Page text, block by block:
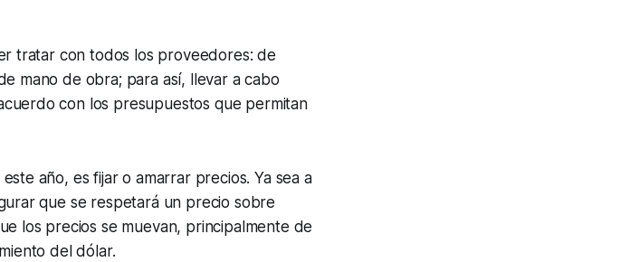
tratar con todos los proveedores: de
mano de obra; para así, llevar a cabo
con los presupuestos que permitan
año, es fijar o amarrar precios. Ya sea a
que se respetará un precio sobre
los precios se muevan, principalmente de
del dólar.